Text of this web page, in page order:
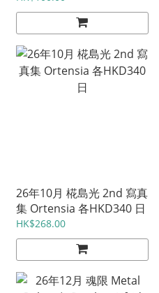
26年10月 椛島光 2nd 寫真
集 Ortensia 各HKD340 日
HK$268.00